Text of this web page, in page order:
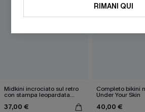
Midkini incrociato sul retro
con stampa leopardata
37,00 €
Completo bikini
Under Your Skin
40,00 €
RIMANI QUI